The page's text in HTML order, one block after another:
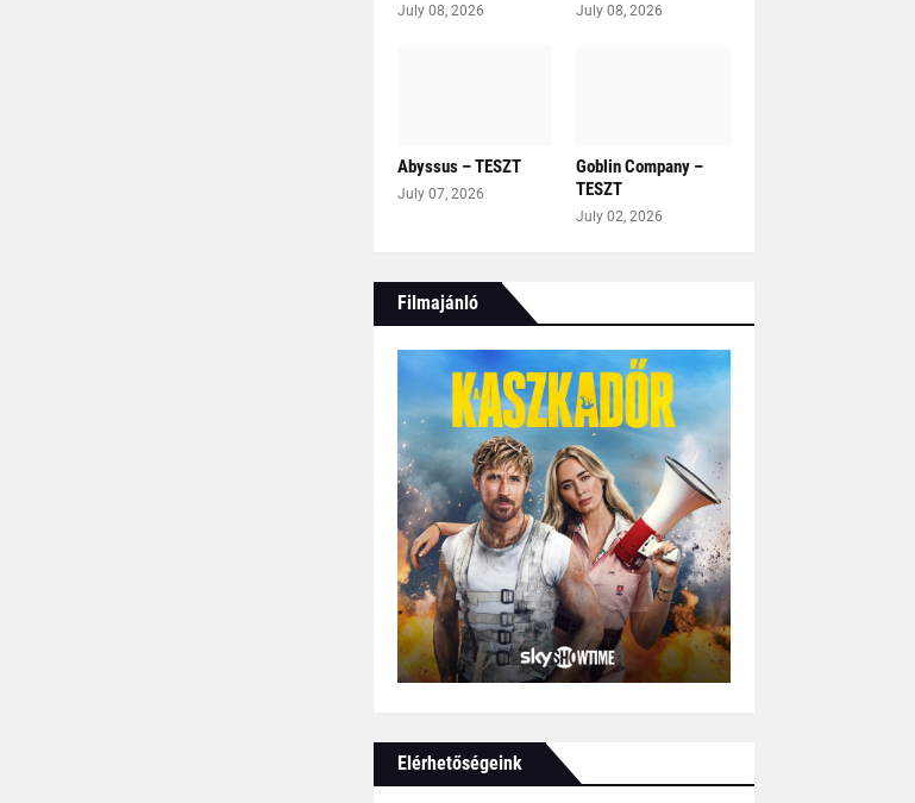
July 08, 2026 July 08, 2026
Abyssus – TESZT
July 07, 2026
Goblin Company –
TESZT
July 02, 2026
Filmajánló
Elérhetőségeink